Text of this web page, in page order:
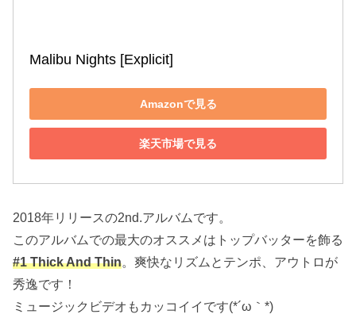
Malibu Nights [Explicit]
Amazonで見る
楽天市場で見る
2018年リリースの2nd.アルバムです。
このアルバムでの最大のオススメはトップバッターを飾る
#1 Thick And Thin。爽快なリズムとテンポ、アウトロが
秀逸です！
ミュージックビデオもカッコイイです(*´ω｀*)